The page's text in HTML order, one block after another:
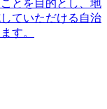
とを目的とし、地
ていただける自治
す。